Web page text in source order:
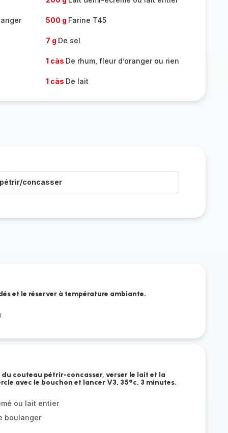
500 g Farine T45
7 g De sel
1 càs De rhum, fleur d’oranger ou rien
1 càs De lait
concasser
et le réserver à température ambiante.
couteau pétrir-concasser, verser le lait et la
avec le bouchon et lancer V3, 35°c, 3 minutes.
ou lait entier
boulanger